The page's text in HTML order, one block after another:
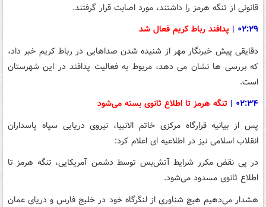
قانونی از تنگه هرمز را داشتند، مورد اصابت قرار گرفتند.
۰۲:۲۹ | پدافند رباط کریم فعال شد
دقایقی پیش خبرنگار مهر از شنیده شدن صداهایی در رباط کریم خبر داد،
که بررسی ها نشان می دهد، مربوط به فعالیت پدافند در این شهرستان
است.
۰۲:۳۴ | تنگه هرمز تا اطلاع ثانوی بسته می‌شود
پس از بیانیه قرارگاه مرکزی خاتم الانبیا، نیروی دریایی سپاه پاسداران
انقلاب اسلامی نیز در اطلاعیه ای اعلام کرد:
در پی نقض مکرر شرایط آتش‌بس توسط دشمن آمریکایی، تنگه هرمز تا
اطلاع ثانوی مسدود می‌شود.
هشدار می‌دهیم هیچ شناوری از لنگرگاه خود در خلیج فارس و دریای عمان